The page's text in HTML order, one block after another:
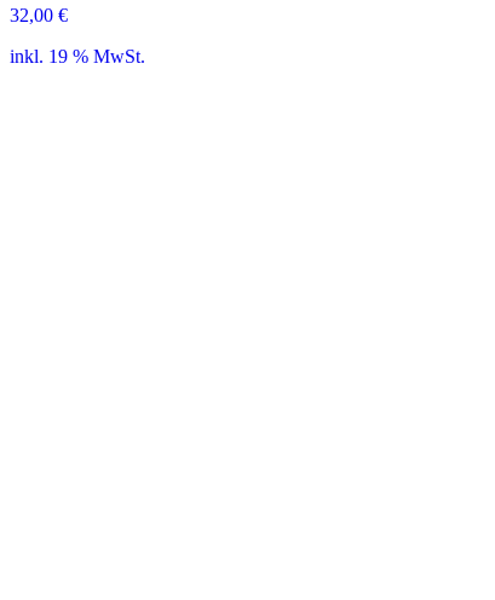
32,00 €
inkl. 19 % MwSt.